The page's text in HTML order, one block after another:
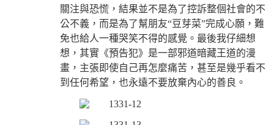
關注與恐慌，結果並不是為了控訴整個社會的不
公不義，而是為了幫朋友“豆芽菜”完成心願，難
免也給人一種哭笑不得的感覺。最後我仔細想
想，其實《預告犯》是一部邪道暗藏王道的漫
畫，主張即使自己再怎麼痛苦，甚至是幾乎看不
到任何希望，也永遠不要放棄內心的善良。